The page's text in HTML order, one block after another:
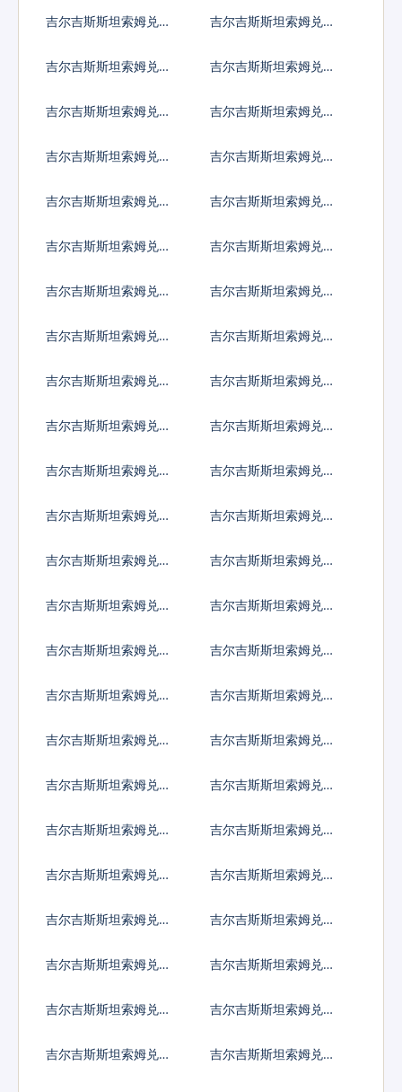
吉尔吉斯斯坦索姆兑加
吉尔吉斯斯坦索姆兑新
吉尔吉斯斯坦索姆兑保
吉尔吉斯斯坦索姆兑捷
吉尔吉斯斯坦索姆兑丹
吉尔吉斯斯坦索姆兑匈
吉尔吉斯斯坦索姆兑波
吉尔吉斯斯坦索姆兑罗
吉尔吉斯斯坦索姆兑瑞
吉尔吉斯斯坦索姆兑瑞
吉尔吉斯斯坦索姆兑挪
吉尔吉斯斯坦索姆兑克
吉尔吉斯斯坦索姆兑卢
吉尔吉斯斯坦索姆兑土
吉尔吉斯斯坦索姆兑巴
吉尔吉斯斯坦索姆兑印
吉尔吉斯斯坦索姆兑以
吉尔吉斯斯坦索姆兑印
吉尔吉斯斯坦索姆兑墨
吉尔吉斯斯坦索姆兑林
吉尔吉斯斯坦索姆兑新
吉尔吉斯斯坦索姆兑菲
吉尔吉斯斯坦索姆兑泰
吉尔吉斯斯坦索姆兑南
吉尔吉斯斯坦索姆兑冰
吉尔吉斯斯坦索姆兑新
吉尔吉斯斯坦索姆兑澳
吉尔吉斯斯坦索姆兑津
吉尔吉斯斯坦索姆兑阿
吉尔吉斯斯坦索姆兑阿
吉尔吉斯斯坦索姆兑阿
吉尔吉斯斯坦索姆兑亚
吉尔吉斯斯坦索姆兑安
吉尔吉斯斯坦索姆兑阿
吉尔吉斯斯坦索姆兑阿
吉尔吉斯斯坦索姆兑阿
吉尔吉斯斯坦索姆兑波
吉尔吉斯斯坦索姆兑巴
吉尔吉斯斯坦索姆兑孟
吉尔吉斯斯坦索姆兑巴
吉尔吉斯斯坦索姆兑布
吉尔吉斯斯坦索姆兑百
吉尔吉斯斯坦索姆兑文
吉尔吉斯斯坦索姆兑玻
吉尔吉斯斯坦索姆兑巴
吉尔吉斯斯坦索姆兑不
吉尔吉斯斯坦索姆兑博
吉尔吉斯斯坦索姆兑白